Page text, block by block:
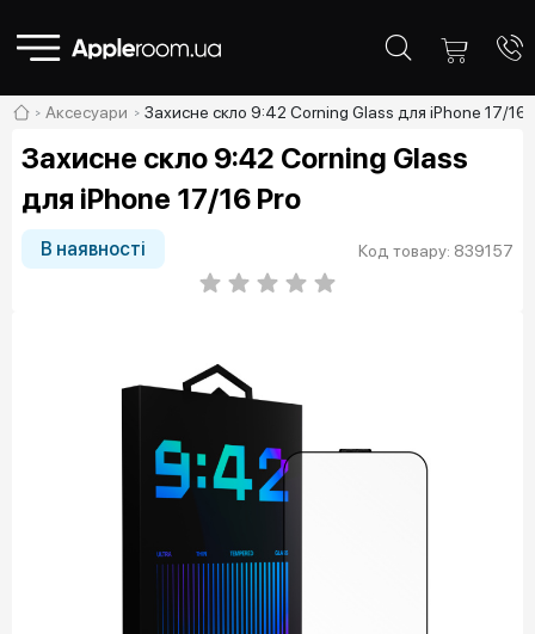
Аксесуари Захисне скло 9:42 Corning Glass для iPhone 17/16
Захисне скло 9:42 Corning Glass
для iPhone 17/16 Pro
В наявності Код товару: 839157